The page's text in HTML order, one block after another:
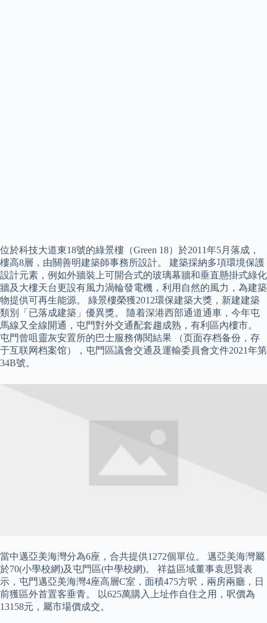
位於科技大道東18號的綠景樓（Green 18）於2011年5月落成，
樓高8層，由關善明建築師事務所設計。 建築採納多項環境保護
設計元素，例如外牆裝上可開合式的玻璃幕牆和垂直懸掛式綠化
牆及大樓天台更設有風力渦輪發電機，利用自然的風力，為建築
物提供可再生能源。 綠景樓榮獲2012環保建築大獎，新建建築
類別「已落成建築」優異獎。 隨着深港西部通道通車，今年屯
馬線又全線開通，屯門對外交通配套趨成熟，有利區內樓市。
屯門曾咀靈灰安置所的巴士服務傳閱結果 （页面存档备份，存
于互联网档案馆），屯門區議會交通及運輸委員會文件2021年第
34B號。
當中邁亞美海灣分為6座，合共提供1272個單位。 邁亞美海灣屬
於70(小學校網)及屯門區(中學校網)。 祥益區域董事袁思賢表
示，屯門邁亞美海灣4座高層C室，面積475方呎，兩房兩廳，日
前獲區外首置客垂青。 以625萬購入上址作自住之用，呎價為
13158元，屬市場價成交。